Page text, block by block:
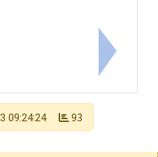
月薪制特教學生助理人員聯
下一筆：
09:24:24 93